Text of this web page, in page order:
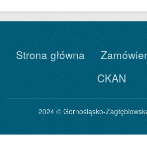
Strona główna
CKAN
2024 © Górnośląsko-